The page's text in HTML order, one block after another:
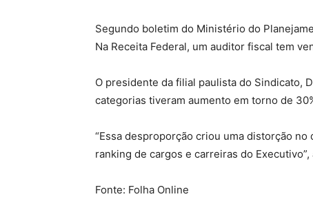
Segundo boletim do Ministério do
Na Receita Federal, um auditor fiscal tem
O presidente da filial paulista do Sindicato,
categorias tiveram aumento em torno de
“Essa desproporção criou uma distorção
ranking de cargos e carreiras do
Fonte: Folha Online